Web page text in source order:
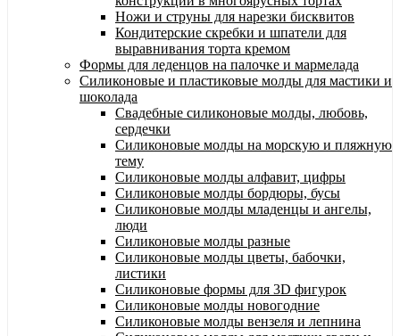
Ножи и струны для нарезки бисквитов
Кондитерские скребки и шпатели для
выравнивания торта кремом
Формы для леденцов на палочке и мармелада
Силиконовые и пластиковые молды для мастики и
шоколада
Свадебные силиконовые молды, любовь,
сердечки
Силиконовые молды на морскую и пляжную
тему
Силиконовые молды алфавит, цифры
Силиконовые молды бордюры, бусы
Силиконовые молды младенцы и ангелы,
люди
Силиконовые молды разные
Силиконовые молды цветы, бабочки,
листики
Силиконовые формы для 3D фигурок
Силиконовые молды новогодние
Силиконовые молды вензеля и лепнина